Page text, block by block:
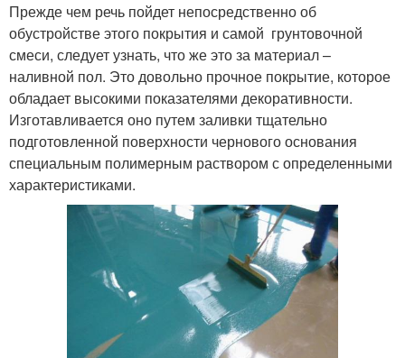
Прежде чем речь пойдет непосредственно об
обустройстве этого покрытия и самой грунтовочной
смеси, следует узнать, что же это за материал –
наливной пол. Это довольно прочное покрытие, которое
обладает высокими показателями декоративности.
Изготавливается оно путем заливки тщательно
подготовленной поверхности чернового основания
специальным полимерным раствором с определенными
характеристиками.